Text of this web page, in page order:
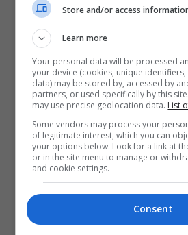
2
Store and/or access
Learn more
Your personal data will be processed
your device (cookies, unique
data) may be stored by, accessed by
partners, or used specifically by this
may use precise geolocation data. List
Some vendors may process your
of legitimate interest, which you can
your options below. Look for a link at
or in the site menu to manage or
and cookie settings.
Consent